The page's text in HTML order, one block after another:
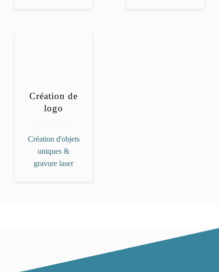
Création de
logo
Création d'objets
uniques &
gravure laser